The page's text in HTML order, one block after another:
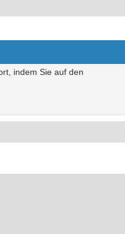
indem Sie auf den